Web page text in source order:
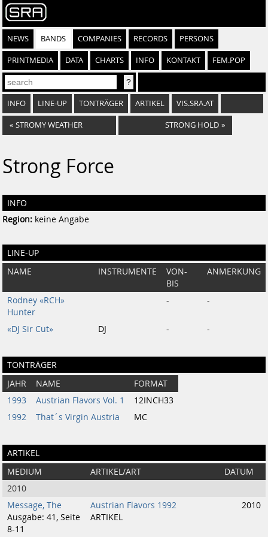
NEWS BANDS COMPANIES RECORDS PERSONS
PRINTMEDIA DATA CHARTS INFO KONTAKT FEM.POP
INFO LINE-UP TONTRÄGER ARTIKEL VIS.SRA.AT
« STROMY WEATHER STRONG HOLD »
Strong Force
INFO
Region: keine Angabe
LINE-UP
NAME INSTRUMENTE
VON-
BIS
ANMERKUNG
Rodney «RCH»
Hunter
- -
«DJ Sir Cut» DJ - -
TONTRÄGER
JAHR NAME
FORMAT
1993
Austrian Flavors Vol. 1
12INCH33
1992
That´s Virgin Austria MC
ARTIKEL
MEDIUM ARTIKEL/ART
DATUM
2010
Message, The
Ausgabe: 41, Seite
8-11
Austrian Flavors 1992
ARTIKEL
2010